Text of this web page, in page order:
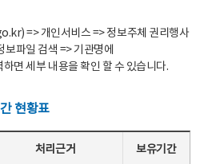
=> 개인서비스 => 정보주체 권리행사
파일 검색 => 기관명에
면 세부 내용을 확인 할 수 있습니다.
현황표
처리근거 보유기간